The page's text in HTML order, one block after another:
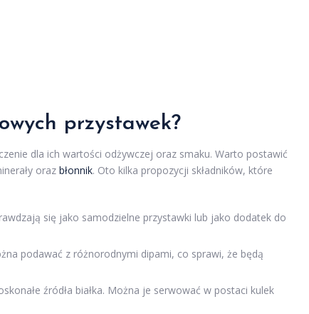
przystawek?
dla ich wartości odżywczej oraz smaku. Warto postawić
oraz błonnik. Oto kilka propozycji składników, które
się jako samodzielne przystawki lub jako dodatek do
podawać z różnorodnymi dipami, co sprawi, że będą
źródła białka. Można je serwować w postaci kulek